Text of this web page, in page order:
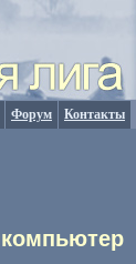
Форум Контакты